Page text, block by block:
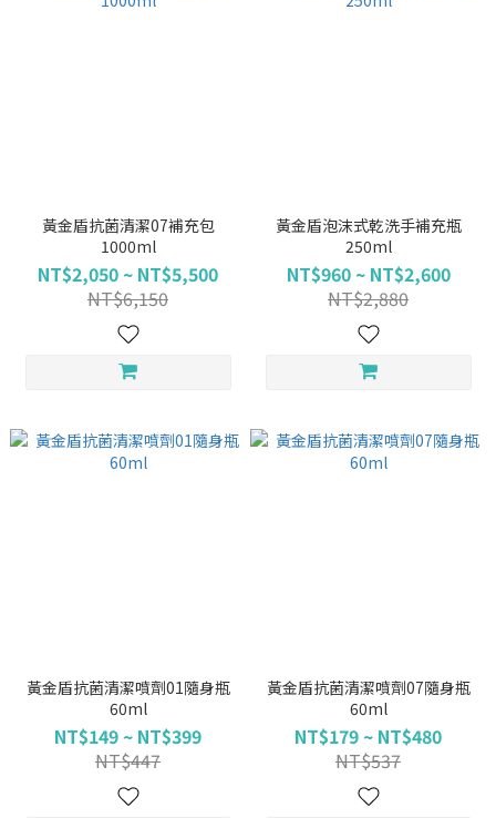
黃金盾抗菌清潔07補充包
1000ml
NT$2,050 ~ NT$5,500
NT$6,150
黃金盾泡沫式乾洗手補充瓶
250ml
NT$960 ~ NT$2,600
NT$2,880
黃金盾抗菌清潔噴劑01隨身瓶
60ml
NT$149 ~ NT$399
NT$447
黃金盾抗菌清潔噴劑07隨身瓶
60ml
NT$179 ~ NT$480
NT$537